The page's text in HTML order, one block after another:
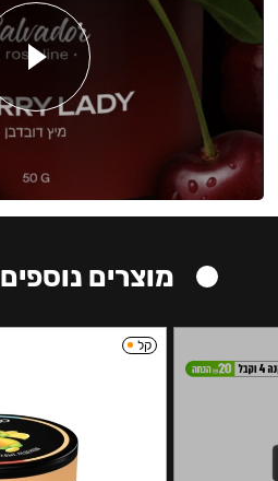
מוצרים נוספים
קל